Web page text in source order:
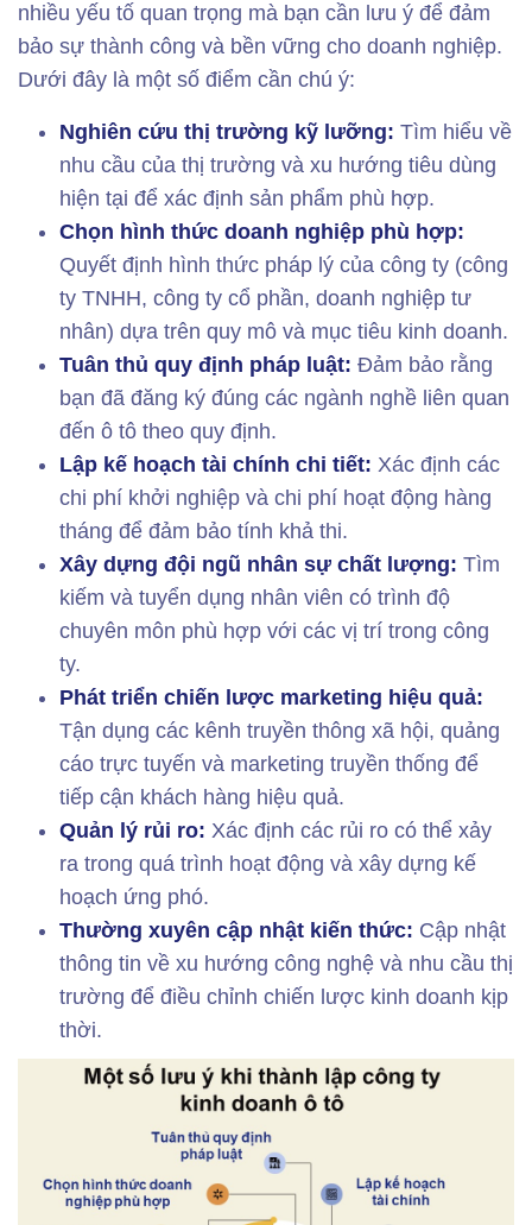
nhiều yếu tố quan trọng mà bạn cần lưu ý để đảm
bảo sự thành công và bền vững cho doanh nghiệp.
Dưới đây là một số điểm cần chú ý:
Nghiên cứu thị trường kỹ lưỡng: Tìm hiểu về
nhu cầu của thị trường và xu hướng tiêu dùng
hiện tại để xác định sản phẩm phù hợp.
Chọn hình thức doanh nghiệp phù hợp:
Quyết định hình thức pháp lý của công ty (công
ty TNHH, công ty cổ phần, doanh nghiệp tư
nhân) dựa trên quy mô và mục tiêu kinh doanh.
Tuân thủ quy định pháp luật: Đảm bảo rằng
bạn đã đăng ký đúng các ngành nghề liên quan
đến ô tô theo quy định.
Lập kế hoạch tài chính chi tiết: Xác định các
chi phí khởi nghiệp và chi phí hoạt động hàng
tháng để đảm bảo tính khả thi.
Xây dựng đội ngũ nhân sự chất lượng: Tìm
kiếm và tuyển dụng nhân viên có trình độ
chuyên môn phù hợp với các vị trí trong công
ty.
Phát triển chiến lược marketing hiệu quả:
Tận dụng các kênh truyền thông xã hội, quảng
cáo trực tuyến và marketing truyền thống để
tiếp cận khách hàng hiệu quả.
Quản lý rủi ro: Xác định các rủi ro có thể xảy
ra trong quá trình hoạt động và xây dựng kế
hoạch ứng phó.
Thường xuyên cập nhật kiến thức: Cập nhật
thông tin về xu hướng công nghệ và nhu cầu thị
trường để điều chỉnh chiến lược kinh doanh kịp
thời.